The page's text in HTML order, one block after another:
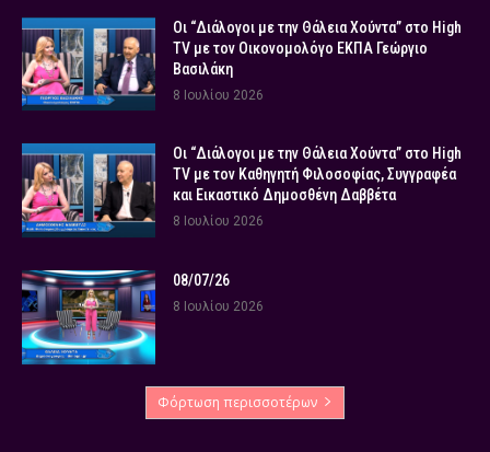
Οι “Διάλογοι με την Θάλεια Χούντα” στο High
TV με τον Οικονομολόγο ΕΚΠΑ Γεώργιο
Βασιλάκη
8 Ιουλίου 2026
Οι “Διάλογοι με την Θάλεια Χούντα” στο High
TV με τον Καθηγητή Φιλοσοφίας, Συγγραφέα
και Εικαστικό Δημοσθένη Δαββέτα
8 Ιουλίου 2026
08/07/26
8 Ιουλίου 2026
Φόρτωση περισσοτέρων